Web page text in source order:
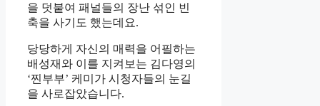
을 덧붙여 패널들의 장난 섞인 빈
축을 사기도 했는데요.
당당하게 자신의 매력을 어필하는
배성재와 이를 지켜보는 김다영의
‘찐부부’ 케미가 시청자들의 눈길
을 사로잡았습니다.